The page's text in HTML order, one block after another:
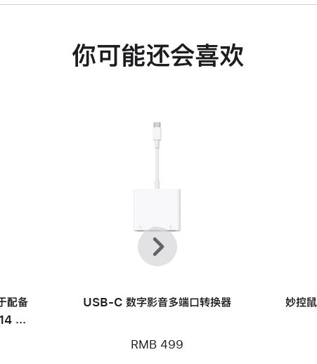
你可能还会喜欢
配备
英
USB-C 数字影音多端口转换器
RMB 499
妙控
上
一
个
下
一
个